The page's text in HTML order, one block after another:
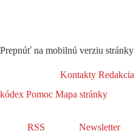
Prepnúť na mobilnú verziu stránky
Kontakty Redakcia
kódex Pomoc Mapa stránky
RSS Newsletter